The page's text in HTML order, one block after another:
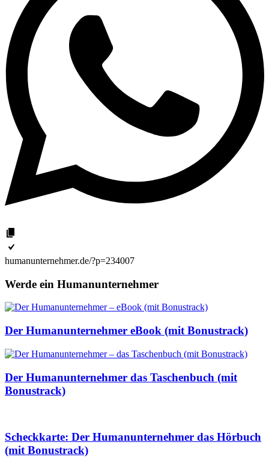
humanunternehmer.de/?p=234007
Werde ein Humanunternehmer
Der Humanunternehmer eBook (mit Bonustrack)
Der Humanunternehmer das Taschenbuch (mit
Bonustrack)
Scheckkarte: Der Humanunternehmer das Hörbuch
(mit Bonustrack)